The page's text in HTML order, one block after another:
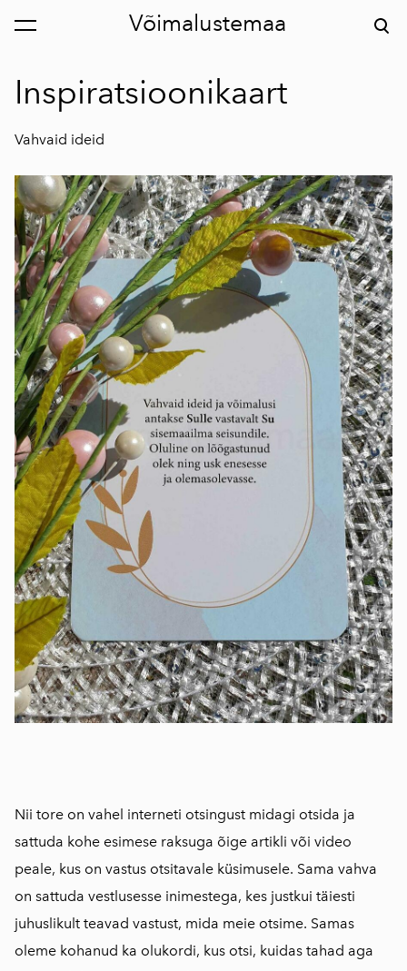
Võimalustemaa
lisati ostukorvi. Vaata ostukorvi
Inspiratsioonikaart
Vahvaid ideid
Nii tore on vahel interneti otsingust midagi otsida ja
sattuda kohe esimese raksuga õige artikli või video
peale, kus on vastus otsitavale küsimusele. Sama vahva
on sattuda vestlusesse inimestega, kes justkui täiesti
juhuslikult teavad vastust, mida meie otsime. Samas
oleme kohanud ka olukordi, kus otsi, kuidas tahad aga